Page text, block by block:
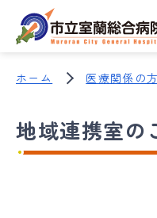
ホーム 医療関係の方
地域連携室の